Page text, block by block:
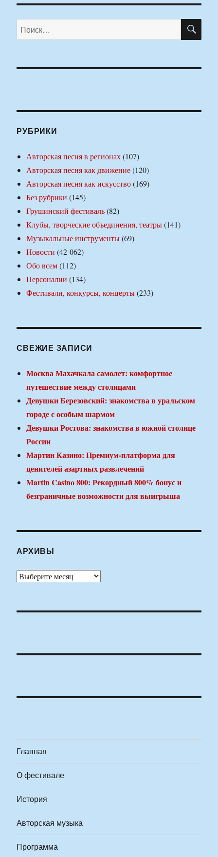
Искать:
РУБРИКИ
Авторская песня в регионах(107)
Авторская песня как движение(120)
Авторская песня как искусство(169)
Без рубрики (145)
Грушинский фестиваль(82)
Клубы, творческие объединения, театры(141)
Музыкальные инструменты(69)
Новости (42 062)
Обо всем(112)
Персоналии (134)
Фестивали, конкурсы, концерты(233)
СВЕЖИЕ ЗАПИСИ
Москва Махачкала самолет: комфортное
путешествие между столицами
Девушки Березовский: знакомства в уральском
городе с особым шармом
Девушки Ростова: знакомства в южной столице
России
Мартин Казино: Премиум-платформа для
ценителей азартных развлечений
Martin Casino 800: Рекордный 800% бонус и
безграничные возможности для выигрыша
АРХИВЫ
Архивы
Главная
О фестивале
История
Авторская музыка
Программа